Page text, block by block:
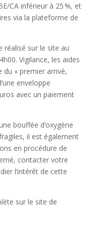
CA inférieur à 25 %, et
via la plateforme de
réalisé sur le site au
Vigilance, les aides
du « premier arrivé,
enveloppe
avec un paiement
bouffée d’oxygène
il est également
en procédure de
contacter votre
l’intérêt de cette
sur le site de